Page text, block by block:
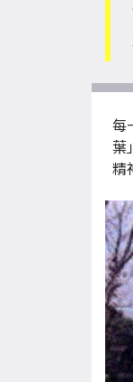
每
葉
精